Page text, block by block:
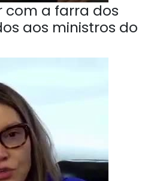
com a farra dos
aos ministros do